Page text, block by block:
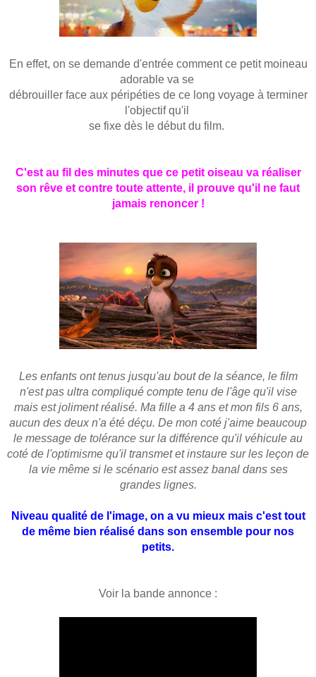
En effet, on se demande d'entrée comment ce petit moineau
adorable va se
débrouiller face aux péripéties de ce long voyage à terminer
l'objectif qu'il
se fixe dès le début du film.
C'est au fil des minutes que ce petit oiseau va réaliser
son rêve et contre toute attente, il prouve qu'il ne faut
jamais renoncer !
Les enfants ont tenus jusqu'au bout de la séance, le film
n'est pas ultra compliqué compte tenu de l'âge qu'il vise
mais est joliment réalisé. Ma fille a 4 ans et mon fils 6 ans,
aucun des deux n'a été déçu. De mon coté j'aime beaucoup
le message de tolérance sur la différence qu'il véhicule au
coté de l'optimisme qu'il transmet et instaure sur les leçon de
la vie même si le scénario est assez banal dans ses
grandes lignes.
Niveau qualité de l'image, on a vu mieux mais c'est tout
de même bien réalisé dans son ensemble pour nos
petits.
Voir la bande annonce :